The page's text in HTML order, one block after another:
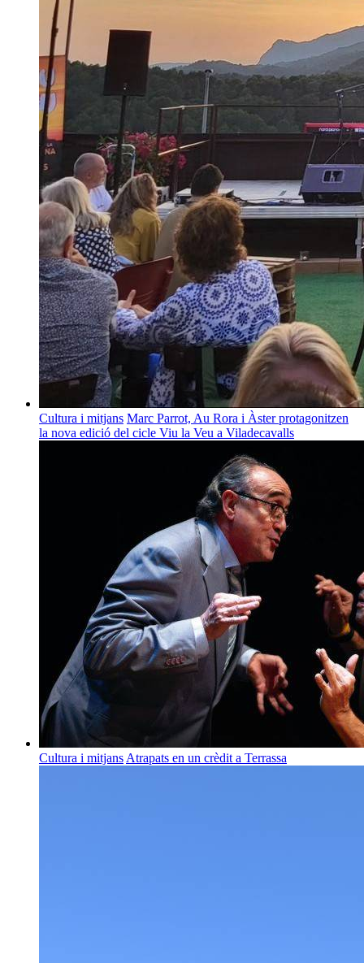
Cultura i mitjans Marc Parrot, Au Rora i Àster protagonitzen
la nova edició del cicle Viu la Veu a Viladecavalls
Cultura i mitjans Atrapats en un crèdit a Terrassa